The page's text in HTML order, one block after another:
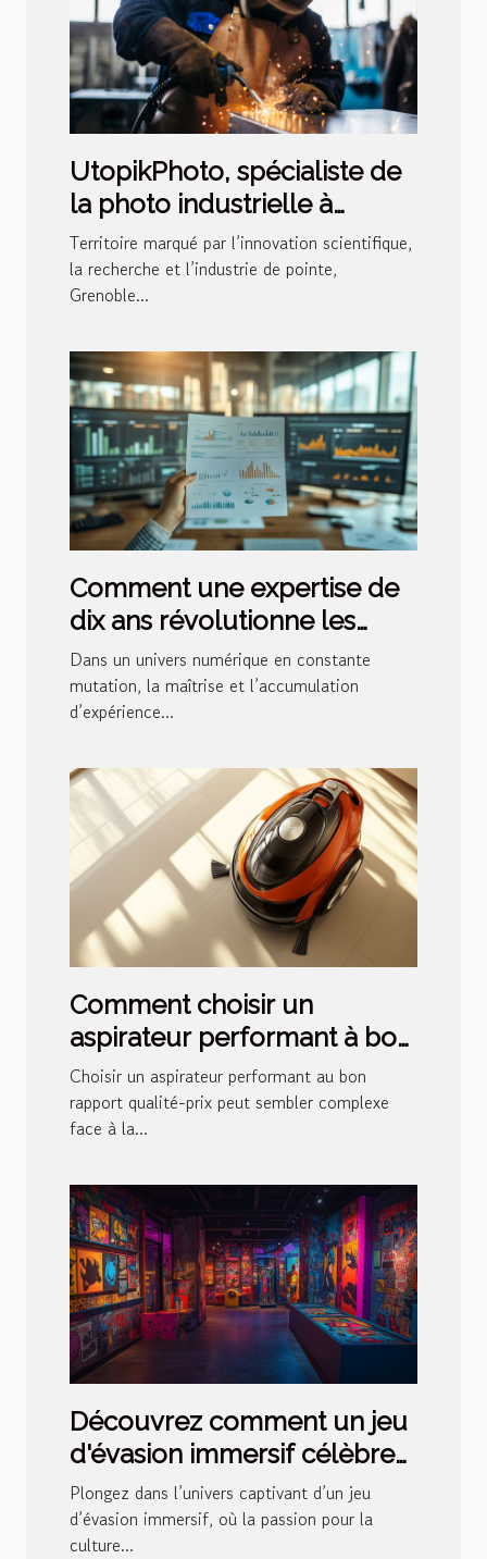
UtopikPhoto, spécialiste de
la photo industrielle à
Grenoble
Territoire marqué par l’innovation scientifique,
la recherche et l’industrie de pointe,
Grenoble...
Comment une expertise de
dix ans révolutionne les
stratégies de visibilité en
ligne ?
Dans un univers numérique en constante
mutation, la maîtrise et l’accumulation
d’expérience...
Comment choisir un
aspirateur performant à bon
rapport qualité-prix ?
Choisir un aspirateur performant au bon
rapport qualité-prix peut sembler complexe
face à la...
Découvrez comment un jeu
d'évasion immersif célèbre
la culture super-héros
Plongez dans l’univers captivant d’un jeu
d’évasion immersif, où la passion pour la
culture...